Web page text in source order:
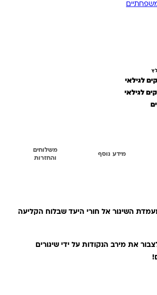
לגילאי
לגילאי
מידע נוסף
משלוחים
והחזרות
השיגור אל חורי היעד שבלוח הקליעה
את מירב הנקודות על ידי שיגורים